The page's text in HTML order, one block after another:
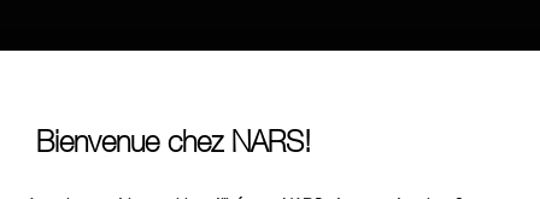
Bienvenue chez NARS!